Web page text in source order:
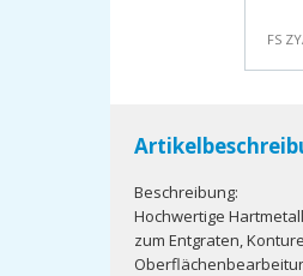
FS
Beschreibung:
Hochwertige
zum Entgraten,